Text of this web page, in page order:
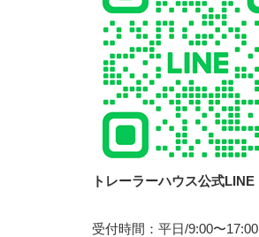
トレーラーハウス公式LINE
受付時間：平日/9:00〜17:00